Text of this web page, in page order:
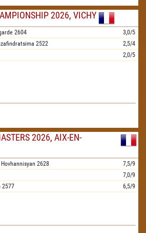
2026, VICHY
2604
3,0/5
2522
2,5/4
2,0/5
2026, AIX-EN-
Hovhannisyan 2628
7,5/9
7,0/9
2577 6,5/9